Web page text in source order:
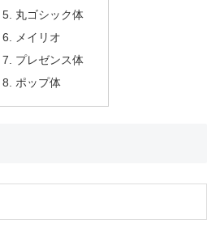
丸ゴシック体
メイリオ
プレゼンス体
ポップ体